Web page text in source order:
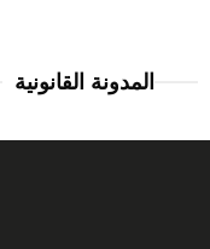
المدونة القانونية